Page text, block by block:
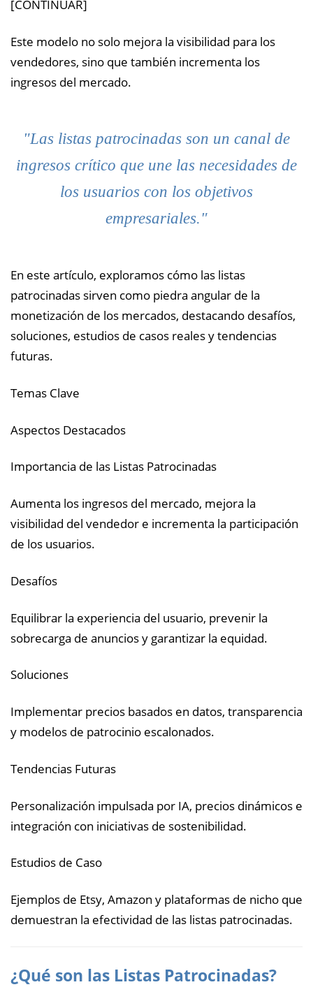
[CONTINUAR]
Este modelo no solo mejora la visibilidad para los
vendedores, sino que también incrementa los
ingresos del mercado.
"Las listas patrocinadas son un canal de
ingresos crítico que une las necesidades de
los usuarios con los objetivos
empresariales."
En este artículo, exploramos cómo las listas
patrocinadas sirven como piedra angular de la
monetización de los mercados, destacando desafíos,
soluciones, estudios de casos reales y tendencias
futuras.
Temas Clave
Aspectos Destacados
Importancia de las Listas Patrocinadas
Aumenta los ingresos del mercado, mejora la
visibilidad del vendedor e incrementa la participación
de los usuarios.
Desafíos
Equilibrar la experiencia del usuario, prevenir la
sobrecarga de anuncios y garantizar la equidad.
Soluciones
Implementar precios basados en datos, transparencia
y modelos de patrocinio escalonados.
Tendencias Futuras
Personalización impulsada por IA, precios dinámicos e
integración con iniciativas de sostenibilidad.
Estudios de Caso
Ejemplos de Etsy, Amazon y plataformas de nicho que
demuestran la efectividad de las listas patrocinadas.
¿Qué son las Listas Patrocinadas?